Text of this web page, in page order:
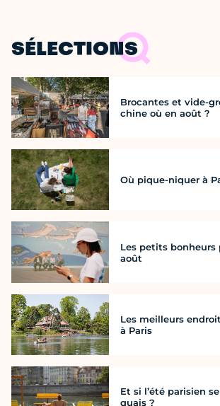
SÉLECTIONS
Brocantes et vide-
chine où en août ?
Où pique-niquer à
Les petits bonheurs
août
Les meilleurs
à Paris
Et si l’été parisien
quais ?